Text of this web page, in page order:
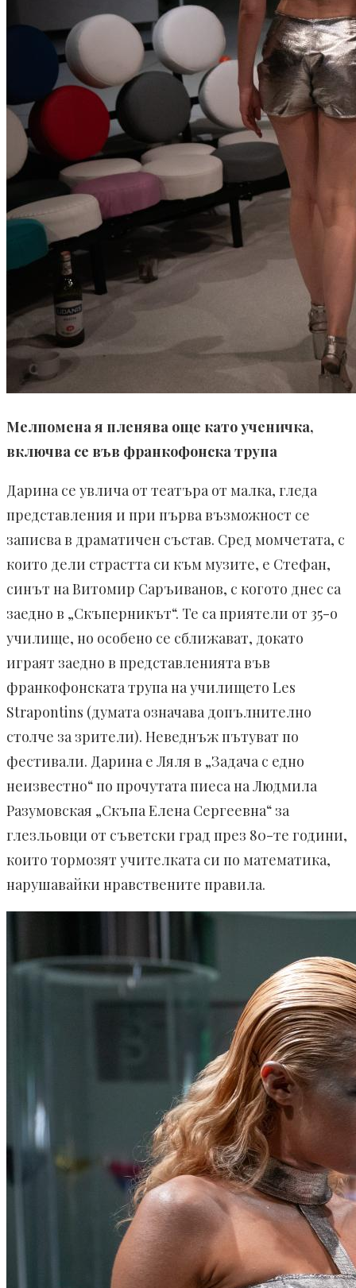
Мелпомена я пленява още като ученичка,
включва се във франкофонска трупа
Дарина се увлича от театъра от малка, гледа
представления и при първа възможност се
записва в драматичен състав. Сред момчетата, с
които дели страстта си към музите, е Стефан,
синът на Витомир Саръиванов, с когото днес са
заедно в „Скъперникът“. Те са приятели от 35-о
училище, но особено се сближават, докато
играят заедно в представленията във
франкофонската трупа на училището Les
Strapontins (думата означава допълнително
столче за зрители). Неведнъж пътуват по
фестивали. Дарина е Ляля в „Задача с едно
неизвестно“ по прочутата пиеса на Людмила
Разумовская „Скъпа Елена Сергеевна“ за
глезльовци от съветски град през 80-те години,
които тормозят учителката си по математика,
нарушавайки нравствените правила.